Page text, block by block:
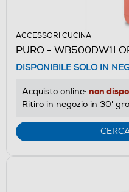
ACCESSORI CUCINA
PURO -
DISPONIBILE SOLO IN
Acquisto online: non
Ritiro in negozio in 30'